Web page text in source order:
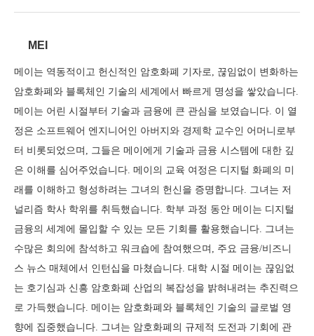
MEI
메이는 역동적이고 헌신적인 암호화폐 기자로, 끊임없이 변화하는
암호화폐와 블록체인 기술의 세계에서 빠르게 명성을 쌓았습니다.
메이는 어린 시절부터 기술과 금융에 큰 관심을 보였습니다. 이 열
정은 소프트웨어 엔지니어인 아버지와 경제학 교수인 어머니로부
터 비롯되었으며, 그들은 메이에게 기술과 금융 시스템에 대한 깊
은 이해를 심어주었습니다. 메이의 교육 여정은 디지털 화폐의 미
래를 이해하고 형성하려는 그녀의 헌신을 증명합니다. 그녀는 저
널리즘 학사 학위를 취득했습니다. 학부 과정 동안 메이는 디지털
금융의 세계에 몰입할 수 있는 모든 기회를 활용했습니다. 그녀는
수많은 회의에 참석하고 워크숍에 참여했으며, 주요 금융/비즈니
스 뉴스 매체에서 인턴십을 마쳤습니다. 대학 시절 메이는 끊임없
는 호기심과 신흥 암호화폐 산업의 복잡성을 밝혀내려는 추진력으
로 가득했습니다. 메이는 암호화폐와 블록체인 기술의 글로벌 영
향에 집중했습니다. 그녀는 암호화폐의 규제적 도전과 기회에 관